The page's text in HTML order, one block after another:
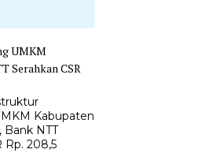
Kabupaten
Bank NTT
Rp. 208,5